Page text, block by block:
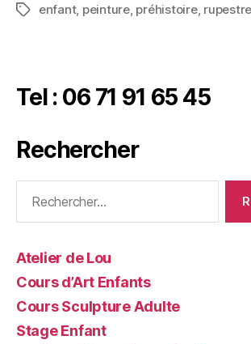
enfant, peinture, préhistoire, rupestre
Tel : 06 71 91 65 45
Rechercher
Atelier de Lou
Cours d’Art Enfants
Cours Sculpture Adulte
Stage Enfant